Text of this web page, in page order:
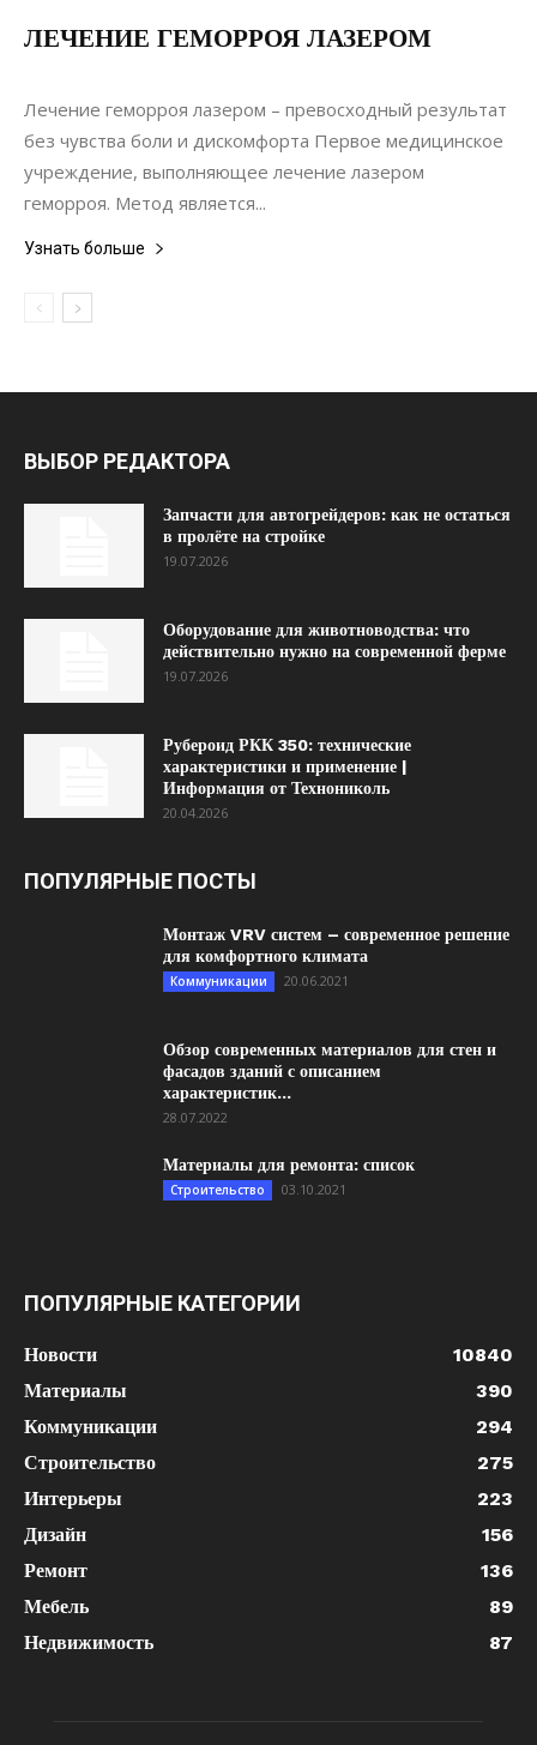
ЛЕЧЕНИЕ ГЕМОРРОЯ ЛАЗЕРОМ
18.07.2019
Лечение геморроя лазером – превосходный результат
без чувства боли и дискомфорта Первое медицинское
учреждение, выполняющее лечение лазером
геморроя. Метод является...
Узнать больше
ВЫБОР РЕДАКТОРА
Запчасти для автогрейдеров: как не остаться
в пролёте на стройке
19.07.2026
Оборудование для животноводства: что
действительно нужно на современной ферме
19.07.2026
Рубероид РКК 350: технические
характеристики и применение |
Информация от Технониколь
20.04.2026
ПОПУЛЯРНЫЕ ПОСТЫ
Монтаж VRV систем – современное решение
для комфортного климата
Коммуникации 20.06.2021
Обзор современных материалов для стен и
фасадов зданий с описанием
характеристик...
28.07.2022
Материалы для ремонта: список
Строительство 03.10.2021
ПОПУЛЯРНЫЕ КАТЕГОРИИ
Новости
10840
Материалы
390
Коммуникации
294
Строительство
275
Интерьеры
223
Дизайн
156
Ремонт
136
Мебель
89
Недвижимость
87